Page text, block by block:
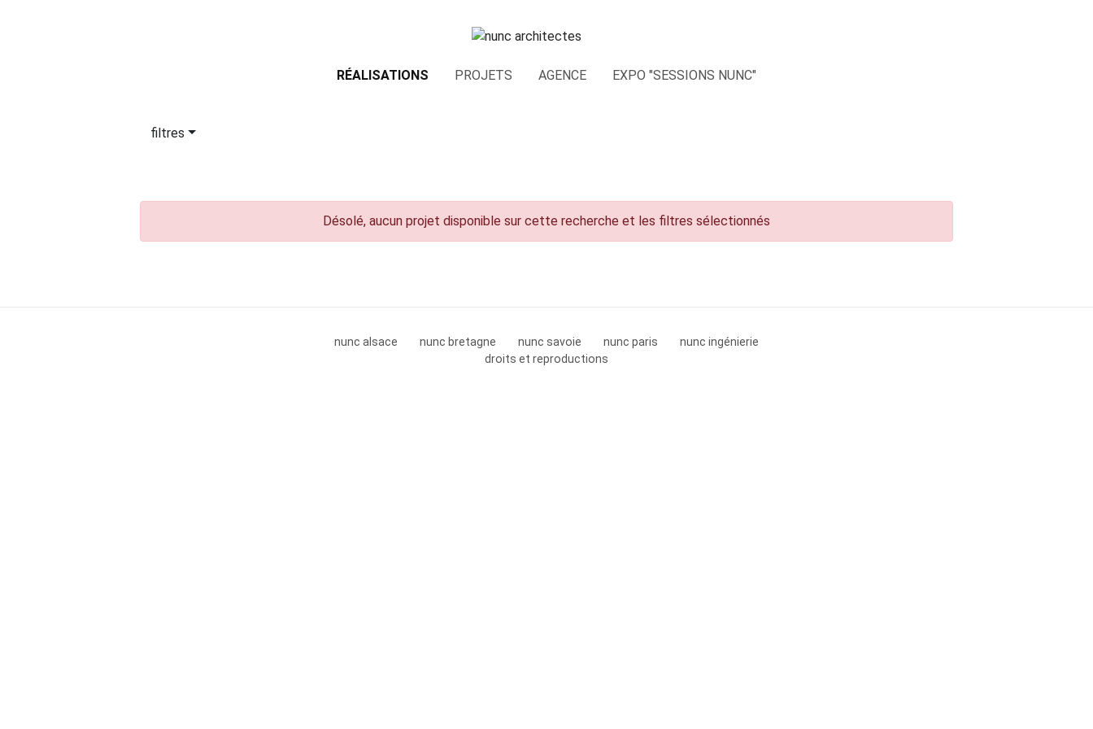
RÉALISATIONS PROJETS AGENCE EXPO "SESSIONS NUNC"
filtres
Désolé, aucun projet disponible sur cette recherche et les filtres sélectionnés
nunc alsace nunc bretagne nunc savoie nunc paris
nunc ingénierie
droits et reproductions